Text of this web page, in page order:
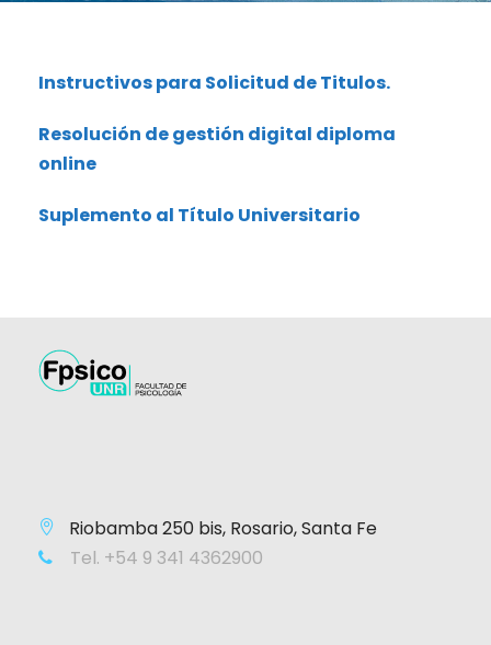
Instructivos para Solicitud de Titulos.
Resolución de gestión digital diploma
online
Suplemento al Título Universitario
Riobamba 250 bis, Rosario, Santa Fe
Tel. +54 9 341 4362900